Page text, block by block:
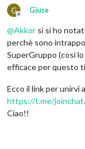
G
Offline
Giuse
@Akkor si si ho
perchè sono
SuperGruppo (cosi
efficace per questo
Ecco il link per unirvi
https://t.me/
Ciao!!